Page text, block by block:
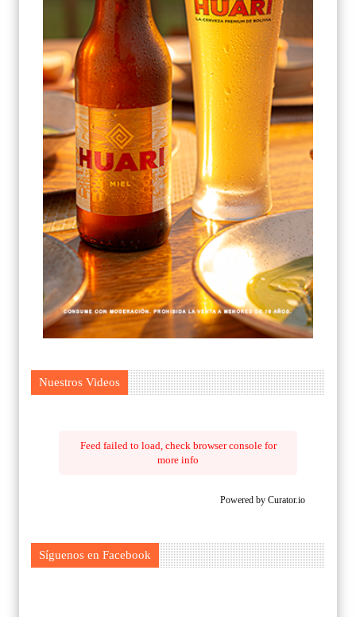
Nuestros Videos
Feed failed to load, check browser console for
more info
Powered by Curator.io
Síguenos en Facebook